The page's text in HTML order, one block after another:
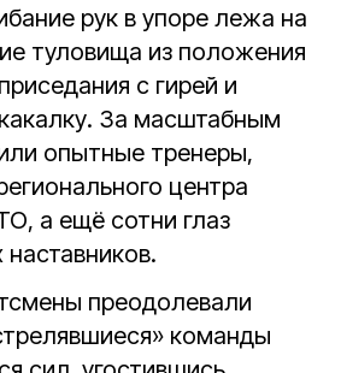
рук в упоре лежа на
туловища из положения
с гирей и
За масштабным
опытные тренеры,
центра
а ещё сотни глаз
преодолевали
команды